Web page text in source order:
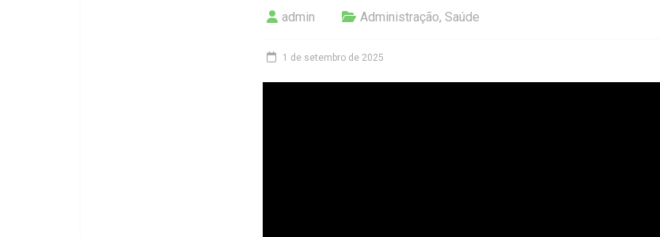
admin Administração, Saúde
1 de setembro de 2025